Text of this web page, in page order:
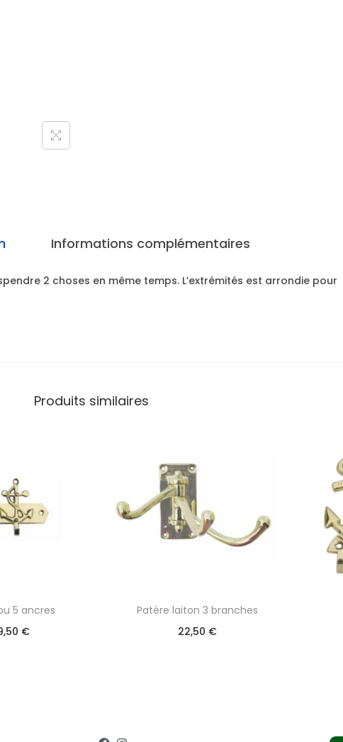
Informations complémentaires
2 choses en même temps. L’extrémités est arrondie pour
Produits similaires
5 ancres
€
Patère laiton 3 branches
22,50 €